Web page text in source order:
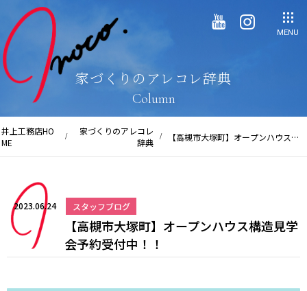
MENU
家づくりのアレコレ辞典
Column
井上工務店HO
ME
家づくりのアレコレ
辞典
【高槻市大塚町】オープンハウス構
2023.06.24 スタッフブログ
【高槻市大塚町】オープンハウス構造見学
会予約受付中！！